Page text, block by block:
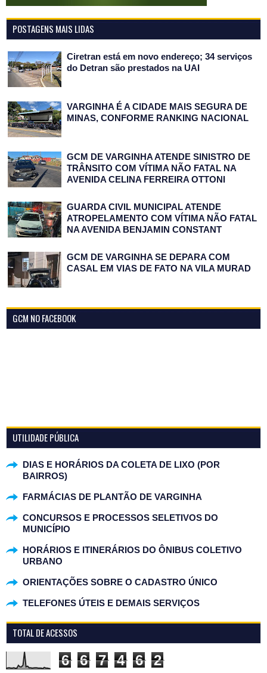
POSTAGENS MAIS LIDAS
Ciretran está em novo endereço; 34 serviços
do Detran são prestados na UAI
VARGINHA É A CIDADE MAIS SEGURA DE
MINAS, CONFORME RANKING NACIONAL
GCM DE VARGINHA ATENDE SINISTRO DE
TRÂNSITO COM VÍTIMA NÃO FATAL NA
AVENIDA CELINA FERREIRA OTTONI
GUARDA CIVIL MUNICIPAL ATENDE
ATROPELAMENTO COM VÍTIMA NÃO FATAL
NA AVENIDA BENJAMIN CONSTANT
GCM DE VARGINHA SE DEPARA COM
CASAL EM VIAS DE FATO NA VILA MURAD
GCM NO FACEBOOK
UTILIDADE PÚBLICA
DIAS E HORÁRIOS DA COLETA DE LIXO (POR
BAIRROS)
FARMÁCIAS DE PLANTÃO DE VARGINHA
CONCURSOS E PROCESSOS SELETIVOS DO
MUNICÍPIO
HORÁRIOS E ITINERÁRIOS DO ÔNIBUS COLETIVO
URBANO
ORIENTAÇÕES SOBRE O CADASTRO ÚNICO
TELEFONES ÚTEIS E DEMAIS SERVIÇOS
TOTAL DE ACESSOS
6 6 7 4 6 2